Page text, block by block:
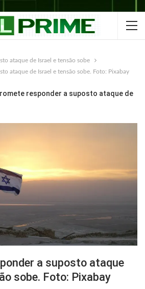
ataque de Israel e tensão sobe
ataque de Israel e tensão sobe. Foto: Pixabay
responder a suposto ataque de
a suposto ataque
sobe. Foto: Pixabay